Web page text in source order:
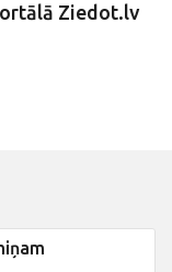
Ziedot.lv